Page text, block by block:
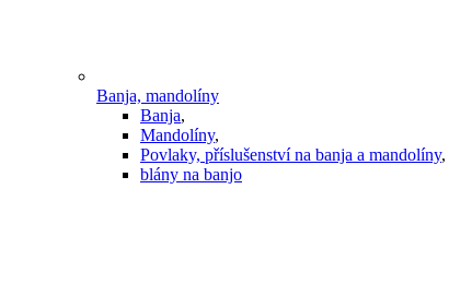
Banja, mandolíny
Banja,
Mandolíny,
Povlaky, příslušenství na banja a mandolíny,
blány na banjo